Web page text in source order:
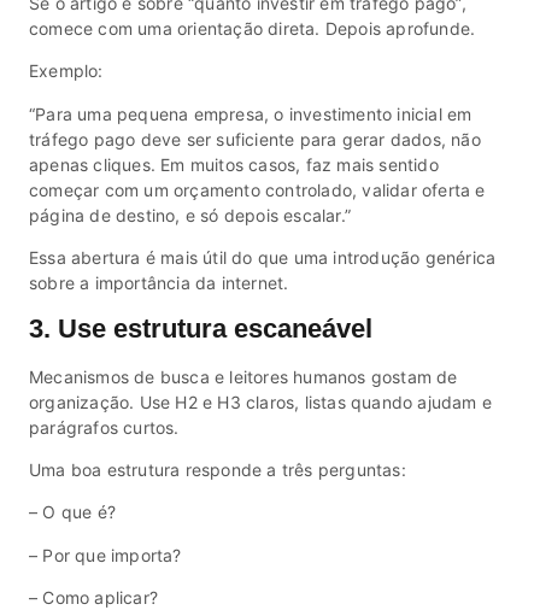
comece com uma orientação direta. Depois aprofunde.
Exemplo:
“Para uma pequena empresa, o investimento inicial em
tráfego pago deve ser suficiente para gerar dados, não
apenas cliques. Em muitos casos, faz mais sentido
começar com um orçamento controlado, validar oferta e
página de destino, e só depois escalar.”
Essa abertura é mais útil do que uma introdução genérica
sobre a importância da internet.
3. Use estrutura escaneável
Mecanismos de busca e leitores humanos gostam de
organização. Use H2 e H3 claros, listas quando ajudam e
parágrafos curtos.
Uma boa estrutura responde a três perguntas:
– O que é?
– Por que importa?
– Como aplicar?